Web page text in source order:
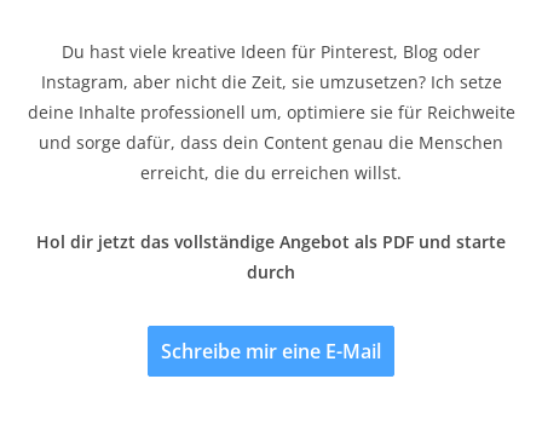
Du hast viele kreative Ideen für Pinterest, Blog oder
Instagram, aber nicht die Zeit, sie umzusetzen? Ich setze
deine Inhalte professionell um, optimiere sie für Reichweite
und sorge dafür, dass dein Content genau die Menschen
erreicht, die du erreichen willst.
Hol dir jetzt das vollständige Angebot als PDF und starte
durch
Schreibe mir eine E-Mail